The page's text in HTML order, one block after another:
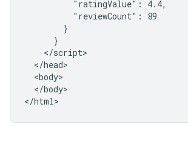
          "ratingValue": 4.4,
          "reviewCount": 89
        }
      }
    </script>
  </head>
  <body>
  </body>
</html>